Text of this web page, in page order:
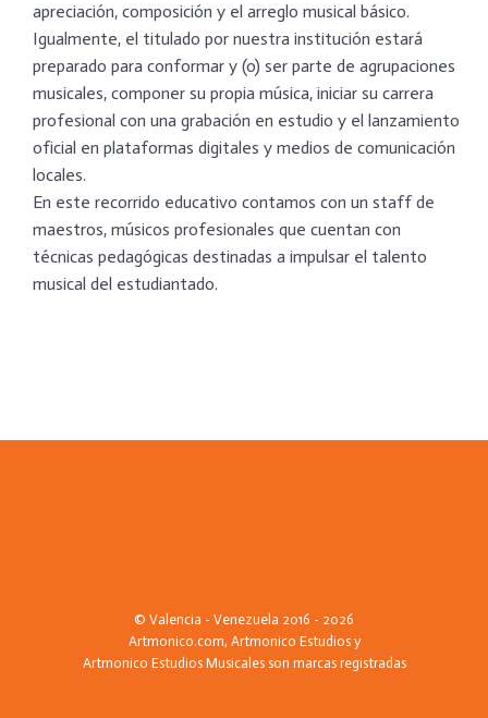
apreciación, composición y el arreglo musical básico.
Igualmente, el titulado por nuestra institución estará
preparado para conformar y (o) ser parte de agrupaciones
musicales, componer su propia música, iniciar su carrera
profesional con una grabación en estudio y el lanzamiento
oficial en plataformas digitales y medios de comunicación
locales.
En este recorrido educativo contamos con un staff de
maestros, músicos profesionales que cuentan con
técnicas pedagógicas destinadas a impulsar el talento
musical del estudiantado.
© Valencia - Venezuela 2016 - 2026
Artmonico.com, Artmonico Estudios y
Artmonico Estudios Musicales son marcas registradas